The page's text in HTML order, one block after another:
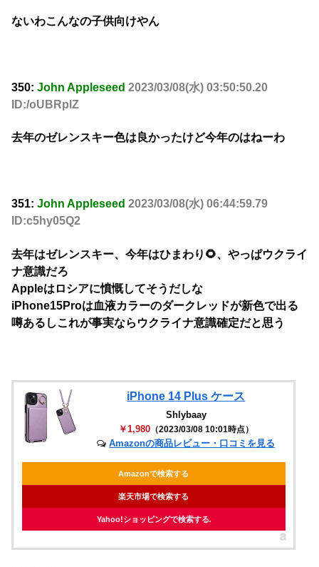
ないわこんなの子供向けやん
350: John Appleseed 2023/03/08(水) 03:50:50.20
ID:/oUBRplZ
去年のゼレンスキー色は良かったけど今年のはねーわ
351: John Appleseed 2023/03/08(水) 06:44:59.79
ID:c5hy05Q2
去年はゼレンスキー、今年はひまわり🌻、やっぱウクライ
ナ意識だろ
Appleはロシアに憤慨してそうだしな
iPhone15Proは血液カラーのダークレッドが新色で出る
噂あるしこれが事実ならウクライナ意識確定だと思う
iPhone 14 Plus ケース
Shlybaay
￥1,980 （2023/03/08 10:01時点）
Amazonの商品レビュー・口コミを見る
Amazonで検索する
楽天市場で検索する
Yahoo!ショッピングで検索する